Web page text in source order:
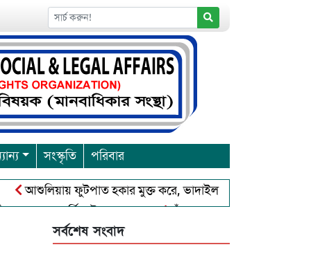
সংস্কৃতি পরিবার
আশুলিয়ায় ফুটপাত হকার মুক্ত করে, ভাদাইল প্রাইমারি ফ্রেন্ডস ক্লাব এর
পূর্নিমা উৎসব শুরু চাঁদপুরে বাংলাদেশ আহলে সুন্নাত
সর্বশেষ সংবাদ